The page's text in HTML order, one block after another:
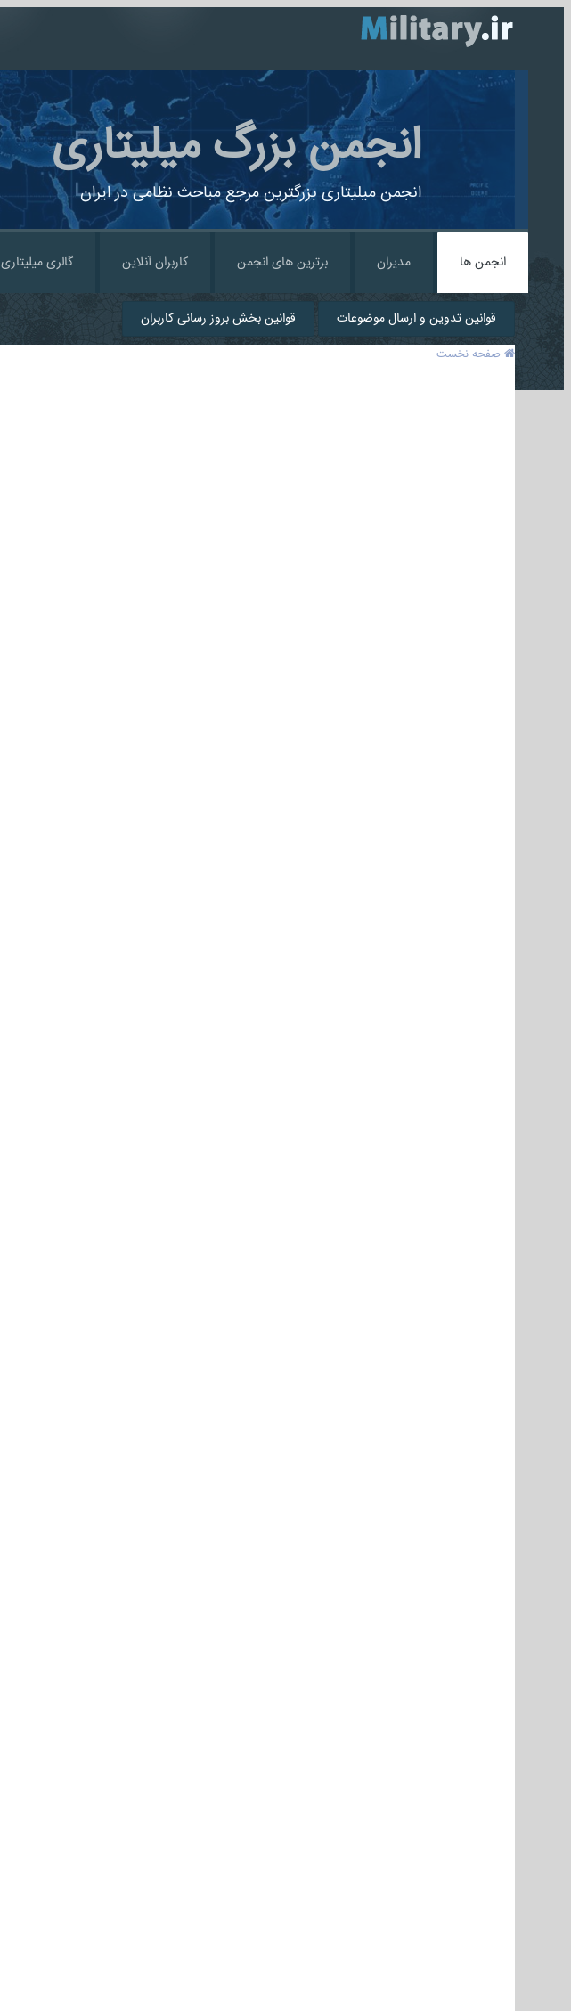
انجمن بزرگ میلیتاری
انجمن میلیتاری بزرگترین مرجع مباحث نظامی در ایران
انجمن ها مدیران برترین های انجمن کاربران آنلاین گالری میلیتاری
قوانین تدوین و ارسال موضوعات قوانین بخش بروز رسانی کاربران
صفحه نخست